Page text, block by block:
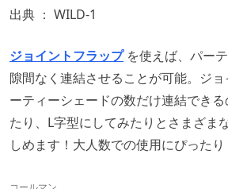
出典 ： WILD-1
ジョイントフラップを使えば、パー
隙間なく連結させることが可能。ジ
ーティーシェードの数だけ連結でき
たり、L字型にしてみたりとさまざま
しめます！大人数での使用にぴったり